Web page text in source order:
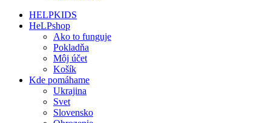
HELPKIDS
HeLPshop
Ako to funguje
Pokladňa
Môj účet
Košík
Kde pomáhame
Ukrajina
Svet
Slovensko